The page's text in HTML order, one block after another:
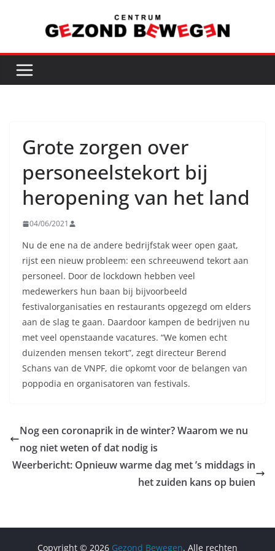
inhoud
Grote zorgen over
personeelstekort bij
heropening van het land
04/06/2021
Nu de ene na de andere bedrijfstak weer open gaat,
rijst een nieuw probleem: een schreeuwend tekort aan
personeel. Door de lockdown hebben veel
medewerkers hun baan bij bijvoorbeeld
festivalorganisaties en restaurants opgezegd om elders
aan de slag te gaan. Daardoor kampen de bedrijven nu
met veel openstaande vacatures. “We komen echt
duizenden mensen tekort”, zegt directeur Berend
Schans van de VNPF, die opkomt voor de belangen van
poppodia en organisatoren van festivals.
Nog een coronaprik in de winter? Waarom we nu
nog niet weten of dat nodig is
Weerbericht: Opnieuw warme dag met ’s middags in
het zuiden kans op buien
Copyright © 2026 Gezond Bewegen. Alle rechten